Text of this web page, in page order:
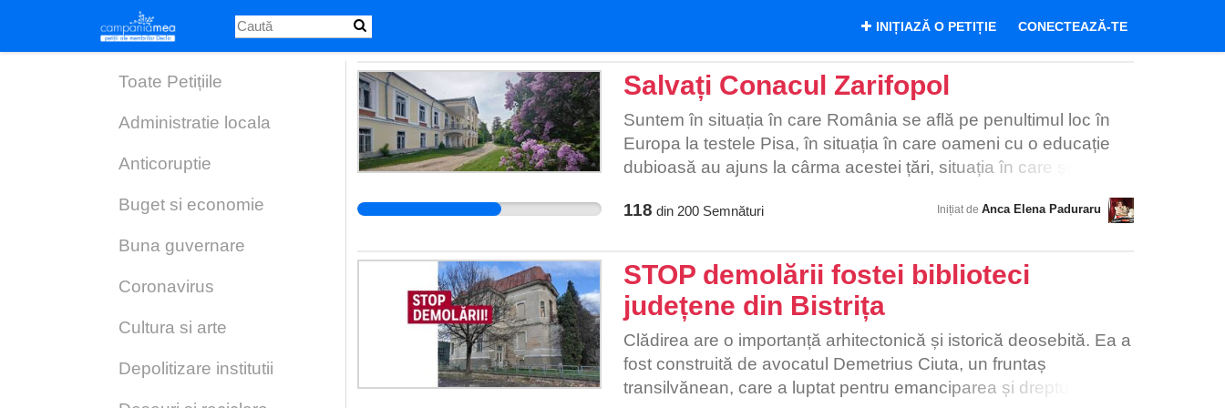
main
INIȚIAZĂ O PETIȚIE CONECTEAZĂ-TE
Toate Petițiile
Administratie locala
Anticoruptie
Buget si economie
Buna guvernare
Coronavirus
Cultura si arte
Depolitizare institutii
Salvați Conacul Zarifopol
Suntem în situația în care România se află pe penultimul loc în
Europa la testele Pisa, în situația în care oameni cu o educație
dubioasă au ajuns la cârma acestei țări, situația în care școlile
Banii se duc spre festivaluri de mici și bere și nicidecum spre
nevoie nu de vorbe și birocrație, ci de respect manifestat prin
alocări bugetare. Timp de aproape o sută de ani conacul a fost a
familiei boierești Zarifopol. Pavel Zarifopol cel care a cumpărat
conacul și fiul său Iorgu Zarifopol au fost bărbații destoinici din
familie care au administrat moșia Cârligi. Conacul a fost un izvor
de cultură prin uriașa bibliotecă cu mii de volume. Educația
118 din 200Semnături Inițiat de Anca Elena Paduraru
STOP demolării fostei biblioteci
județene din Bistrița
Clădirea are o importanță arhitectonică și istorică deosebită. Ea a
fost construită de avocatul Demetrius Ciuta, un fruntaș
transilvănean, care a luptat pentru emanciparea și drepturile